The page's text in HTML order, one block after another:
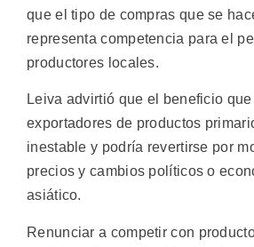
que el tipo de compras que se
representa competencia para el
productores locales.
Leiva advirtió que el beneficio
exportadores de productos
inestable y podría revertirse por
precios y cambios políticos o
asiático.
Renunciar a competir con